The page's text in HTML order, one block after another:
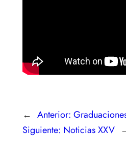
← Anterior:
Siguiente: Noticias XXV